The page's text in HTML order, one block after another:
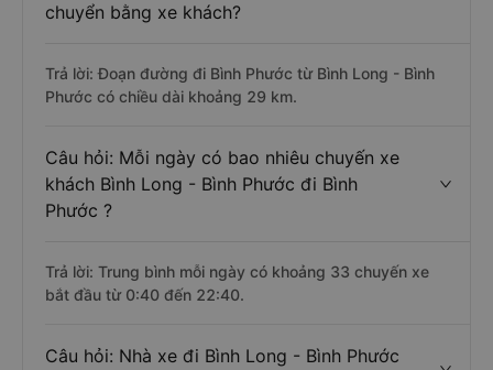
chuyển bằng xe khách?
Trả lời: Đoạn đường đi Bình Phước từ Bình Long - Bình
Phước có chiều dài khoảng 29 km.
Câu hỏi: Mỗi ngày có bao nhiêu chuyến xe
khách Bình Long - Bình Phước đi Bình
Phước ?
Trả lời: Trung bình mỗi ngày có khoảng 33 chuyến xe
bắt đầu từ 0:40 đến 22:40.
Câu hỏi: Nhà xe đi Bình Long - Bình Phước